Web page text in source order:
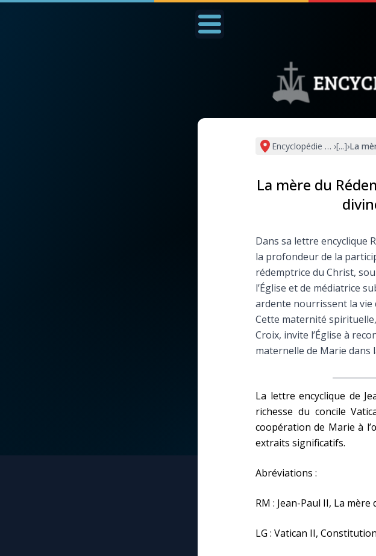
Nous soutenir À propos
Prier au quotidien
Les premiers samedis
Marie qui défait les
Me consacrer à Jésus
Mes intentions de
Une Minute avec Marie
◼︎À la une
Chapelet
Contact
Faire un
Marie de
Encyclopédie mariale
›[...]›La
La mère du
Dans sa lettre encyclique
la profondeur de la
rédemptrice du Christ,
l’Église et de médiatrice
ardente nourrissent la vie
Cette maternité
Croix, invite l’Église à
maternelle de Marie dans
La lettre encyclique de
richesse du concile
coopération de Marie à
extraits significatifs.
Abréviations :
RM : Jean-Paul II, La
LG : Vatican II,